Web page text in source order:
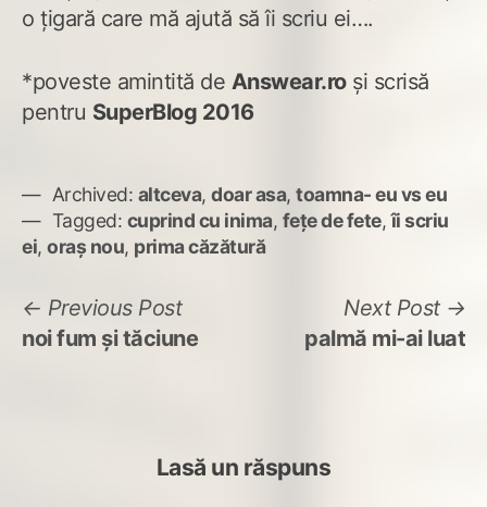
o țigară care mă ajută să îi scriu ei….
*poveste amintită de Answear.roși scrisă
pentru SuperBlog 2016
Archived: altceva, doar asa, toamna- eu vs eu
Tagged: cuprind cu inima, fețe de fete,îi scriu
ei, oraș nou, prima căzătură
Navigare
în
Previous PostPrevious
post:
noi fum și tăciune
Next Post
palmă mi-ai luat
Lasă un răspuns